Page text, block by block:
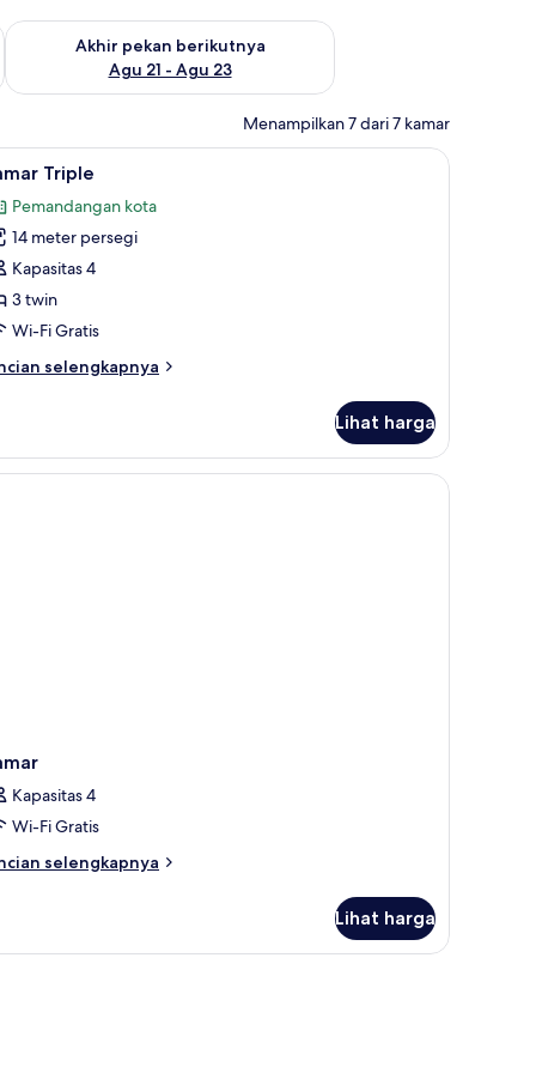
Agu 14 - Agu 16
Akhir pekan berikutnya
Agu 21 - Agu 23
Periksa ketersediaan untuk akhir pekan berikutnya Agu 21 -
Menampilkan 7 dari 7 kamar
dan kedap suara Kamar Triple | Meja kerja, tirai kedap cahaya,
1 Triple
Pemandangan kota
14 meter persegi
Kapasitas 4
3 twin
Wi-Fi Gratis
selengkapnya
Lihat harga
suara
Kapasitas 4
Wi-Fi Gratis
selengkapnya
Lihat harga